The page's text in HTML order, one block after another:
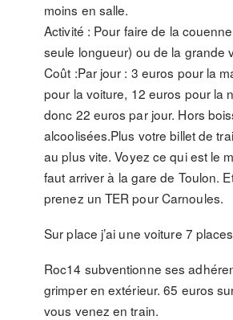
moins en salle.
Activité : Pour faire de la
seule longueur) ou de la grande
Coût :Par jour : 3 euros pour la
pour la voiture, 12 euros pour la
donc 22 euros par jour. Hors
alcoolisées.Plus votre billet de
au plus vite. Voyez ce qui est le
faut arriver à la gare de Toulon.
prenez un TER pour Carnoules.
Sur place j’ai une voiture 7
Roc14 subventionne ses
grimper en extérieur. 65 euros
vous venez en train.